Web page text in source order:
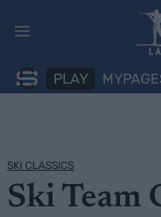
PLAY
SKI CLASSICS
Ski Team